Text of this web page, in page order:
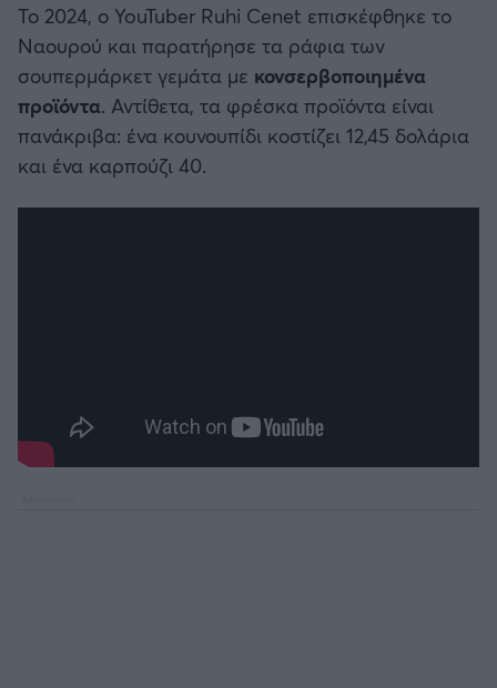
Το 2024, ο YouTuber Ruhi Cenet επισκέφθηκε το
Ναουρού και παρατήρησε τα ράφια των
σουπερμάρκετ γεμάτα με κονσερβοποιημένα
προϊόντα. Αντίθετα, τα φρέσκα προϊόντα είναι
πανάκριβα: ένα κουνουπίδι κοστίζει 12,45 δολάρια
και ένα καρπούζι 40.